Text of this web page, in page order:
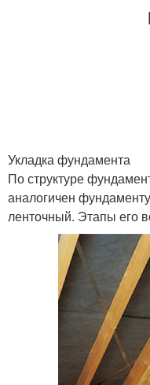
Укладка фундамента
По структуре
аналогичен
ленточный. Этапы его